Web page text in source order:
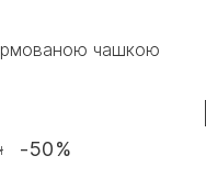
чашкою
-50%